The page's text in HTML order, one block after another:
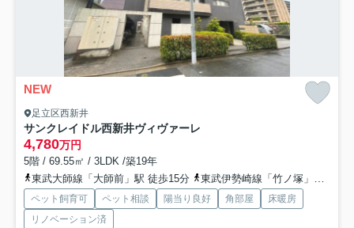
NEW
足立区西新井
サンクレイドル西新井ヴィヴァーレ
4,780万円
5階 / 69.55㎡ / 3LDK /築19年
東武大師線「大師前」駅 徒歩15分
東武伊勢崎線「竹ノ塚」駅 徒歩17分
ペット飼育可 ペット相談 陽当り良好 角部屋
床暖房
リノベーション済